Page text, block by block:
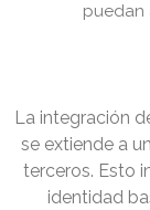
puedan
La integración
se extiende a
terceros. Esto
identidad